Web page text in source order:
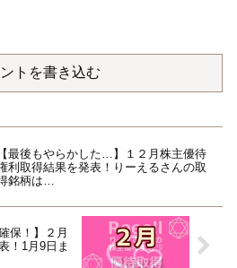
トを書き込む
【最後もやらかした…】１２月株主優待
利取得結果を発表！りーえるさんの取
銘柄は…
保！】２月
！1月9日ま